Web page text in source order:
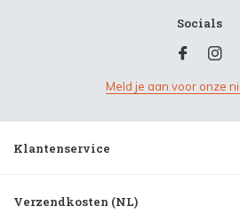
Socials
Meld je aan voor onze
Klantenservice
Verzendkosten (NL)